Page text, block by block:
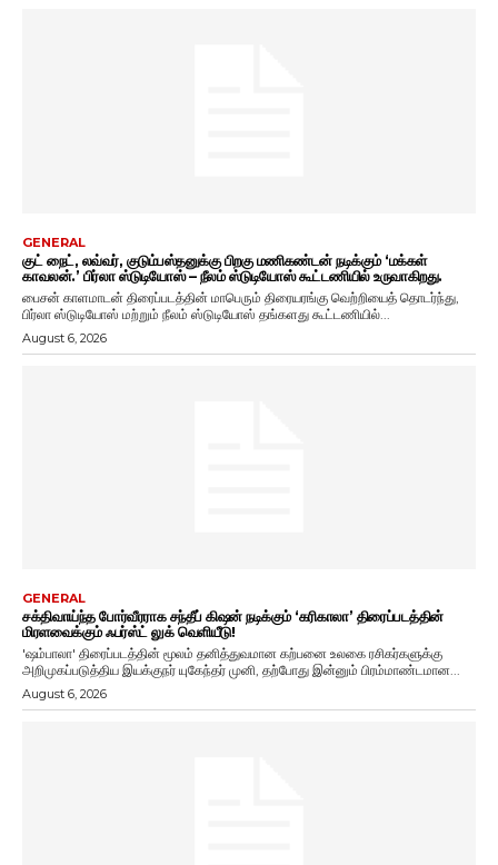
GENERAL
குட் நைட், லவ்வர், குடும்பஸ்தனுக்கு பிறகு மணிகண்டன் நடிக்கும் ‘மக்கள்
காவலன்.’ பிர்லா ஸ்டுடியோஸ் – நீலம் ஸ்டுடியோஸ் கூட்டணியில் உருவாகிறது.
பைசன் காளமாடன் திரைப்படத்தின் மாபெரும் திரையரங்கு வெற்றியைத் தொடர்ந்து,
பிர்லா ஸ்டுடியோஸ் மற்றும் நீலம் ஸ்டுடியோஸ் தங்களது கூட்டணியில்...
August 6, 2026
GENERAL
சக்திவாய்ந்த போர்வீரராக சந்தீப் கிஷன் நடிக்கும் ‘கரிகாலா’ திரைப்படத்தின்
மிரளவைக்கும் ஃபர்ஸ்ட் லுக் வெளியீடு!
'ஷம்பாலா' திரைப்படத்தின் மூலம் தனித்துவமான கற்பனை உலகை ரசிகர்களுக்கு
அறிமுகப்படுத்திய இயக்குநர் யுகேந்தர் முனி, தற்போது இன்னும் பிரம்மாண்டமான...
August 6, 2026